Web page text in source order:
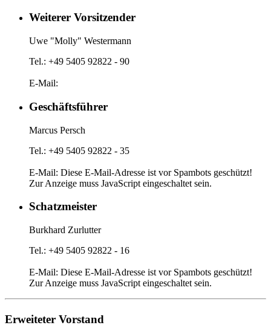
Weiterer Vorsitzender
Uwe "Molly" Westermann
Tel.: +49 5405 92822 - 90
E-Mail:
Geschäftsführer
Marcus Persch
Tel.: +49 5405 92822 - 35
E-Mail: Diese E-Mail-Adresse ist vor Spambots geschützt!
Zur Anzeige muss JavaScript eingeschaltet sein.
Schatzmeister
Burkhard Zurlutter
Tel.: +49 5405 92822 - 16
E-Mail: Diese E-Mail-Adresse ist vor Spambots geschützt!
Zur Anzeige muss JavaScript eingeschaltet sein.
Erweiteter Vorstand